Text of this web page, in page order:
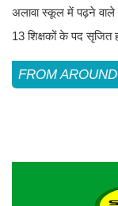
अलावा स्कूल में पढ़ने
13 शिक्षकों के पद सृजित
FROM